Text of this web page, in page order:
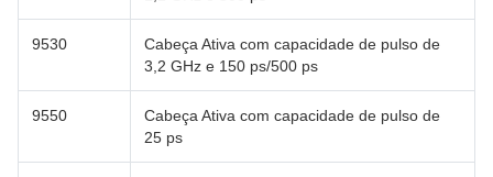
9530
Cabeça Ativa com capacidade de pulso de
3,2 GHz e 150 ps/500 ps
9550
Cabeça Ativa com capacidade de pulso de
25 ps